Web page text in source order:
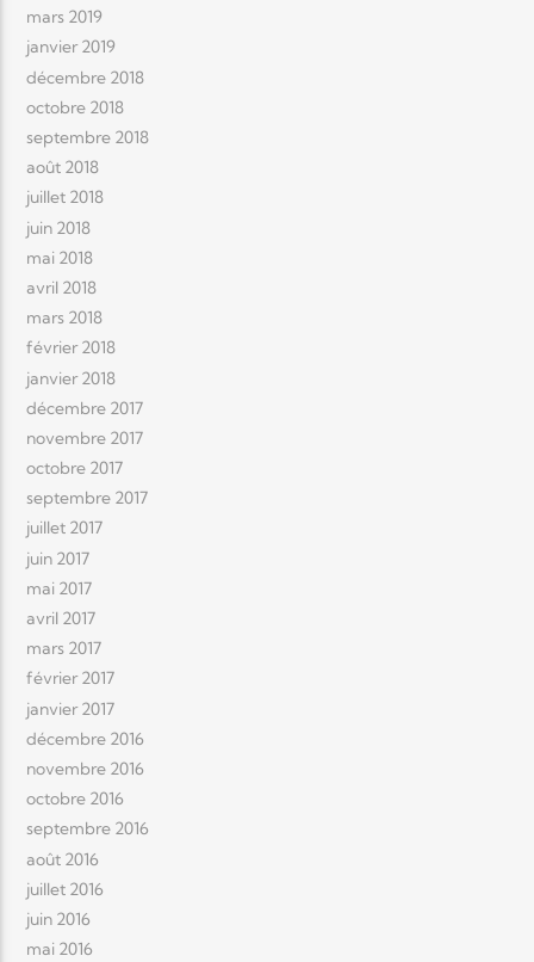
mars 2019
janvier 2019
décembre 2018
octobre 2018
septembre 2018
août 2018
juillet 2018
juin 2018
mai 2018
avril 2018
mars 2018
février 2018
janvier 2018
décembre 2017
novembre 2017
octobre 2017
septembre 2017
juillet 2017
juin 2017
mai 2017
avril 2017
mars 2017
février 2017
janvier 2017
décembre 2016
novembre 2016
octobre 2016
septembre 2016
août 2016
juillet 2016
juin 2016
mai 2016